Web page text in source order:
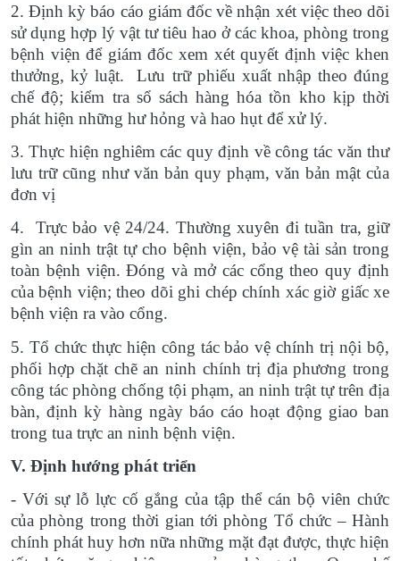
2. Định kỳ báo cáo giám đốc về nhận xét việc theo dõi
sử dụng hợp lý vật tư tiêu hao ở các khoa, phòng trong
bệnh viện để giám đốc xem xét quyết định việc khen
thưởng, kỷ luật. Lưu trữ phiếu xuất nhập theo đúng
chế độ; kiểm tra sổ sách hàng hóa tồn kho kịp thời
phát hiện những hư hỏng và hao hụt để xử lý.
3. Thực hiện nghiêm các quy định về công tác văn thư
lưu trữ cũng như văn bản quy phạm, văn bản mật của
đơn vị
4. Trực bảo vệ 24/24. Thường xuyên đi tuần tra, giữ
gìn an ninh trật tự cho bệnh viện, bảo vệ tài sản trong
toàn bệnh viện. Đóng và mở các cổng theo quy định
của bệnh viện; theo dõi ghi chép chính xác giờ giấc xe
bệnh viện ra vào cổng.
5. Tổ chức thực hiện công tác bảo vệ chính trị nội bộ,
phối hợp chặt chẽ an ninh chính trị địa phương trong
công tác phòng chống tội phạm, an ninh trật tự trên địa
bàn, định kỳ hàng ngày báo cáo hoạt động giao ban
trong tua trực an ninh bệnh viện.
V. Định hướng phát triển
- Với sự lỗ lực cố gắng của tập thể cán bộ viên chức
của phòng trong thời gian tới phòng Tổ chức – Hành
chính phát huy hơn nữa những mặt đạt được, thực hiện